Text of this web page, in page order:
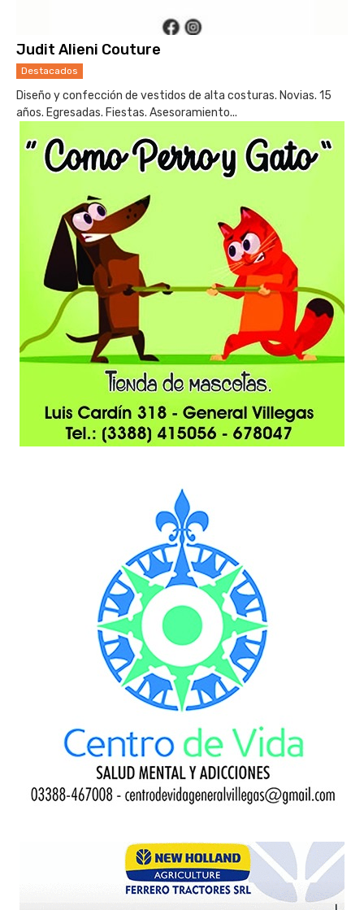
Judit Alieni Couture
Destacados
Diseño y confección de vestidos de alta costuras. Novias. 15
años. Egresadas. Fiestas. Asesoramiento...